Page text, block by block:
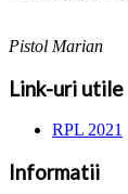
Pistol Marian
Link-uri utile
RPL 2021
Informatii